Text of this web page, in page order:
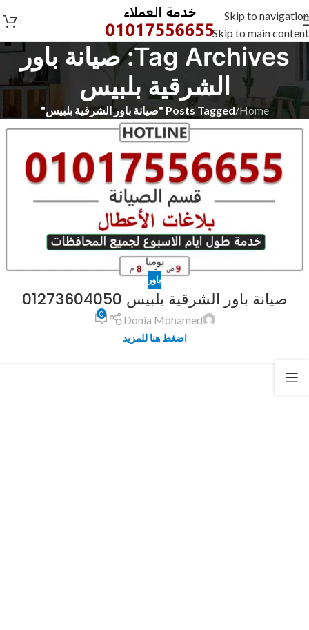
Skip to navigation
Skip to main content
Tag Archives: صيانة باور
الشرقية بلبيس
Home
/Posts Tagged "صيانة باور الشرقية بلبيس"
باور
صيانة باور الشرقية بلبيس 01273604050
Donia Mohamed
0
اضغط هنا للمزيد